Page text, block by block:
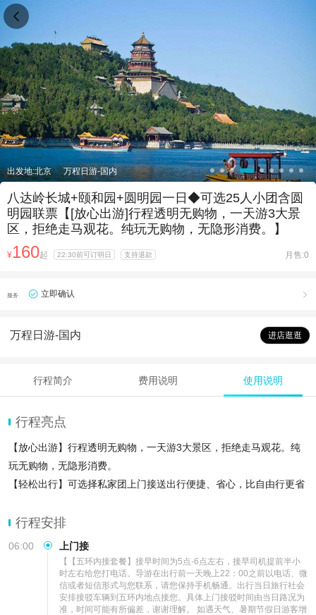
出发地:北京 万程日游-国内
八达岭长城+颐和园+圆明园一日◆可选25人小团含圆
明园联票【[放心出游]行程透明无购物，一天游3大景
区，拒绝走马观花。纯玩无购物，无隐形消费。】
¥160起 22:30前可订明日 支持退款 月售:0
服务 立即确认 
万程日游-国内 进店逛逛
行程简介 费用说明 使用说明
行程亮点
【放心出游】行程透明无购物，一天游3大景区，拒绝走马观花。纯
玩无购物，无隐形消费。
【轻松出行】可选择私家团上门接送出行便捷、省心，比自由行更省
【品质出行】导游讲解，无购物，大门票全含，无强制收费
行程安排
06:00 上门接
【【五环内接套餐】接早时间为5点-6点左右，接早司机提前半小
时左右给您打电话。导游在出行前一天晚上22：00之前以电话、微
信或者短信形式与您联系，请您保持手机畅通。出行当日旅行社会
安排接驳车辆到五环内地点接您。具体上门接驳时间由当日路况为
准，时间可能有所偏差，谢谢理解。 如遇天气、暑期节假日游客增
